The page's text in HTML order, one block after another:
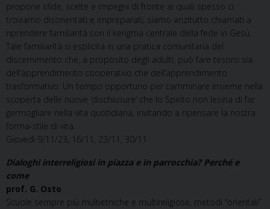
propone sfide, scelte e impegni di fronte ai quali spesso ci
troviamo disorientati e impreparati, siamo anzitutto chiamati a
riprendere familiarità con il kerigma centrale della fede in Gesù.
Tale familiarità si esplicita in una pratica comunitaria del
discernimento che, a proposito degli adulti, può fare tesoro sia
dell’apprendimento cooperativo che dell’apprendimento
trasformativo. Un tempo opportuno per camminare insieme nella
scoperta delle nuove ‘dischiusure’ che lo Spirito non lesina di far
germogliare nella vita quotidiana, invitando a ripensare la nostra
forma-stile di vita.
Giovedì 9/11/23, 16/11, 23/11, 30/11
Dialoghi interreligiosi in piazza e in parrocchia? Perché e
come
prof. G. Osto
Scuole sempre più multietniche e multireligiose, metodi “orientali”